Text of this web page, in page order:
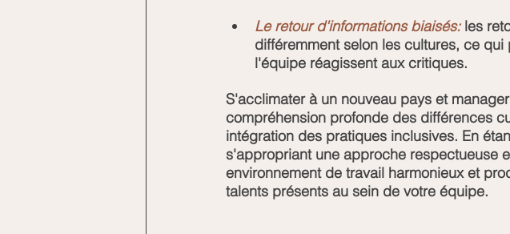
Le retour d'informations biaisés: les
différemment selon les cultures, ce
l'équipe réagissent aux critiques.
S'acclimater à un nouveau pays et
compréhension profonde des différences
intégration des pratiques inclusives. En
s'appropriant une approche respectueuse
environnement de travail harmonieux et
talents présents au sein de votre équipe.